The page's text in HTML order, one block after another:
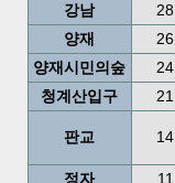
강남
28
양재
26
양재시민의숲
24
청계산입구
21
판교 14
정자
11